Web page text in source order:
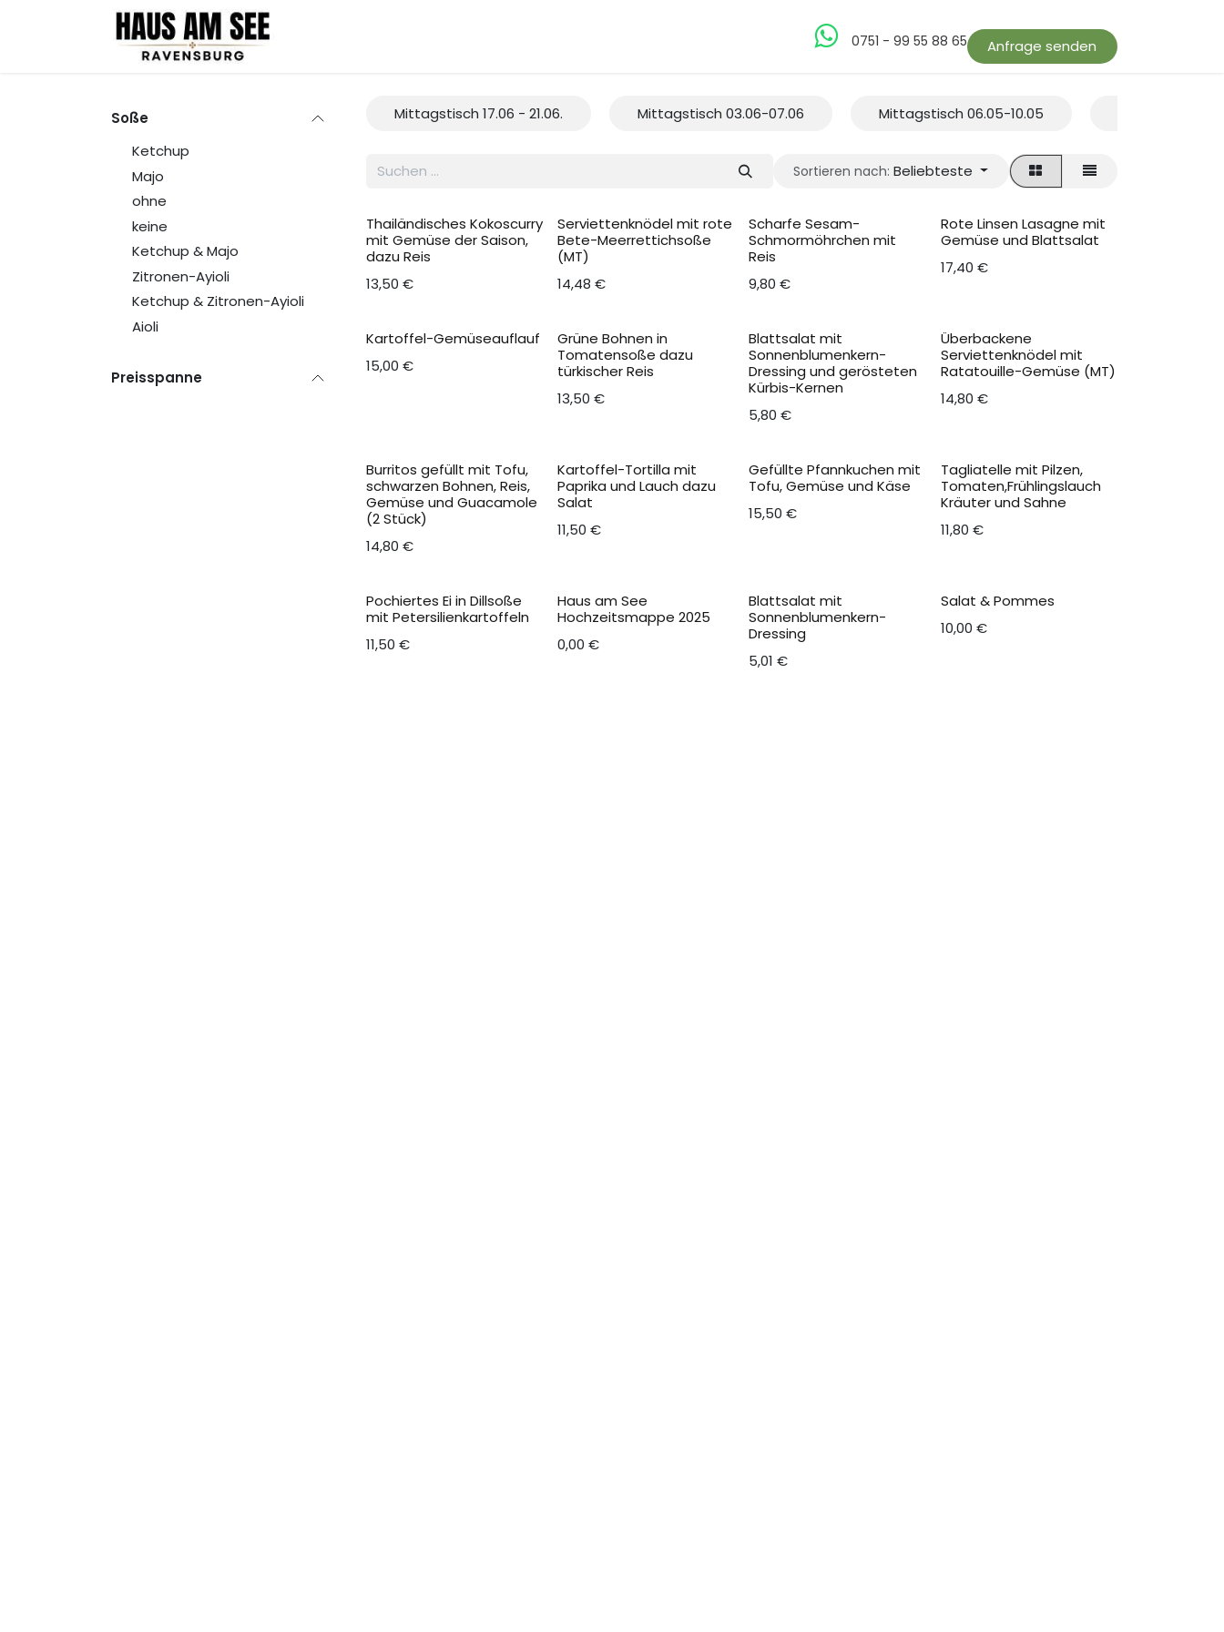
Zum Inhalt springen
Jobs 0751 - 99 55 88 65 Anfrage senden
Soße
Ketchup
Majo
ohne
keine
Ketchup & Majo
Zitronen-Ayioli
Ketchup & Zitronen-Ayioli
Aioli
Preisspanne
Mittagstisch 17.06 - 21.06. Mittagstisch 03.06-07.06 Mittagstisch 06.05-10.05
Sortieren nach: Beliebteste
Thailändisches Kokoscurry
mit Gemüse der Saison,
dazu Reis
13,50 €
Serviettenknödel mit rote
Bete-Meerrettichsoße
(MT)
14,48 €
Scharfe Sesam-
Schmormöhrchen mit
Reis
9,80 €
Rote Linsen Lasagne mit
Gemüse und Blattsalat
17,40 €
Kartoffel-Gemüseauflauf
15,00 €
Grüne Bohnen in
Tomatensoße dazu
türkischer Reis
13,50 €
Blattsalat mit
Sonnenblumenkern-
Dressing und gerösteten
Kürbis-Kernen
5,80 €
Überbackene
Serviettenknödel mit
Ratatouille-Gemüse (MT)
14,80 €
Burritos gefüllt mit Tofu,
schwarzen Bohnen, Reis,
Gemüse und Guacamole
(2 Stück)
14,80 €
Kartoffel-Tortilla mit
Paprika und Lauch dazu
Salat
11,50 €
Gefüllte Pfannkuchen mit
Tofu, Gemüse und Käse
15,50 €
Tagliatelle mit Pilzen,
Tomaten,Frühlingslauch
Kräuter und Sahne
11,80 €
Pochiertes Ei in Dillsoße
mit Petersilienkartoffeln
11,50 €
Haus am See
Hochzeitsmappe 2025
0,00 €
Blattsalat mit
Sonnenblumenkern-
Dressing
5,01 €
Salat & Pommes
10,00 €